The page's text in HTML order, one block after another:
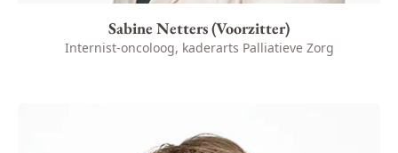
Sabine Netters (Voorzitter)
Internist-oncoloog, kaderarts Palliatieve Zorg